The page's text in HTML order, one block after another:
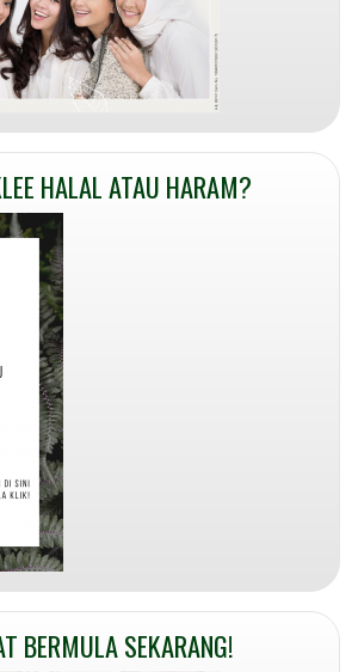
HALAL ATAU HARAM?
BERMULA SEKARANG!